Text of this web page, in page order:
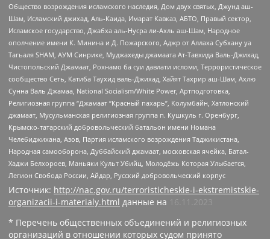
Общество возрождения исламского наследия, Дом двух святых, Джунд аш-
Шам, Исламский джихад, Аль-Каида, Имарат Кавказ, АБТО, Правый сектор,
Исламское государство, Джабха аль-Нусра ли-Ахль аш-Шам, Народное
ополчение имени К. Минина и Д. Пожарского, Аджр от Аллаха Субхану уа
Тагьаля SHAM, АУМ Синрике, Муджахеды джамаата Ат-Тавхида Валь-Джихад,
Чистопольский Джамаат, Рохнамо ба суи давлати исломи, Террористическое
сообщество Сеть, Катиба Таухид валь-Джихад, Хайят Тахрир аш-Шам, Ахлю
Сунна Валь Джамаа, National Socialism/White Power, Артподготовка,
Религиозная группа “Джамаат “Красный пахарь”, Колумбайн, Хатлонский
джамаат, Мусульманская религиозная группа п. Кушкуль г. Оренбург,
Крымско-татарский добровольческий батальон имени Номана
Челебиджихана, Азов, Партия исламского возрождения Таджикистана,
Народная самооборона, Дуббайский джамаат, московская ячейка, Батал-
Хаджи Белхороев, Маньяки Культ Убийц, Молодёжь Которая Улыбается,
Легион Свобода России, Айдар, Русский добровольческий корпус
Источник: http://nac.gov.ru/terroristicheskie-i-ekstremistskie-
organizacii-i-materialy.html данные на
16.11.2023
* Перечень общественных объединений и религиозных
организаций в отношении которых судом принято